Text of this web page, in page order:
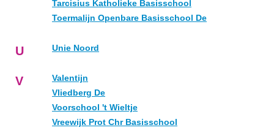
Tarcisius Katholieke Basisschool
Toermalijn Openbare Basisschool De
U Unie Noord
V
Valentijn
Vliedberg De
Voorschool 't Wieltje
Vreewijk Prot Chr Basisschool